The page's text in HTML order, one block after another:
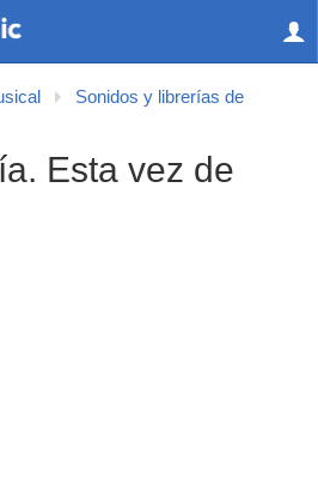
Sonidos y librerías de
Esta vez de